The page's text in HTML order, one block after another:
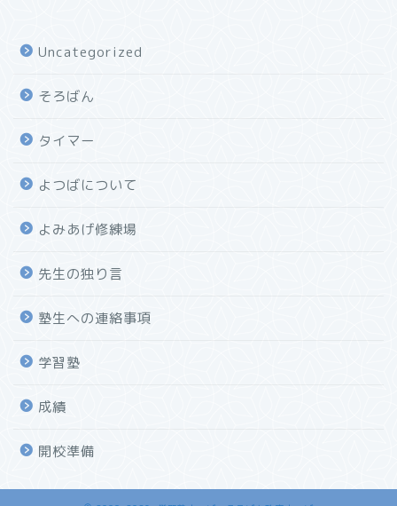
Uncategorized
そろばん
タイマー
よつばについて
よみあげ修練場
先生の独り言
塾生への連絡事項
学習塾
成績
開校準備